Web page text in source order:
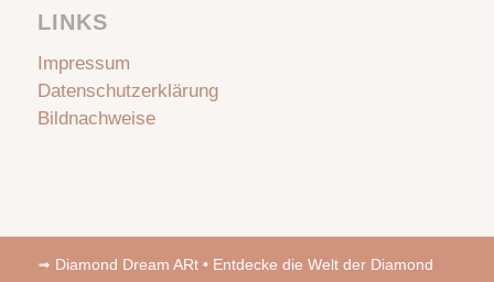
LINKS
Impressum
Datenschutzerklärung
Bildnachweise
➟ Diamond Dream ARt • Entdecke die Welt der Diamond